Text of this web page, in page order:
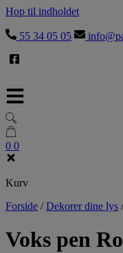
Hop til indholdet
55 34 05 05
0 0
Kurv
Forside /Dekorer dine lys
Voks pen